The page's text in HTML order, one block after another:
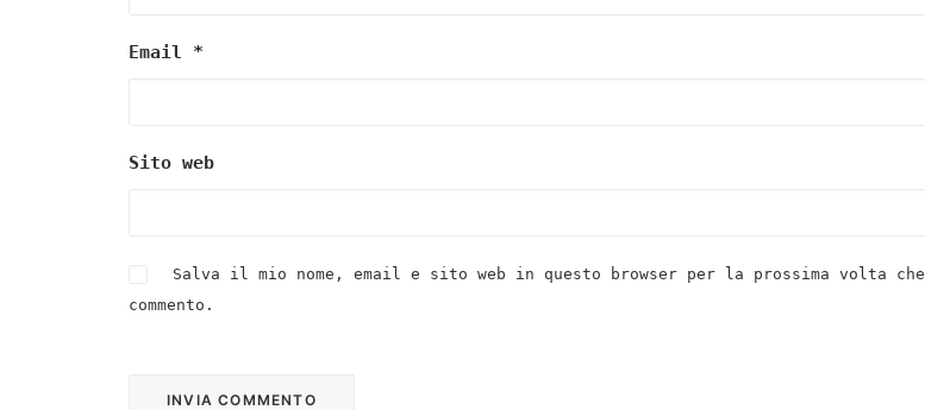
Email *
Sito web
Salva il mio nome, email e sito web in questo browser per la prossima volta che
commento.